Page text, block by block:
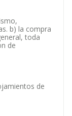
b) la compra
toda
de
de